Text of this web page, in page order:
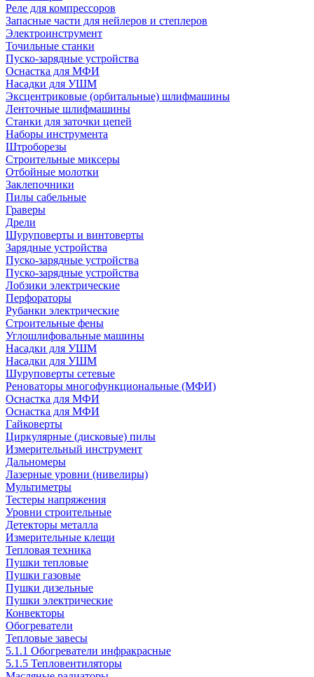
Реле для компрессоров
Запасные части для нейлеров и степлеров
Электроинструмент
Точильные станки
Пуско-зарядные устройства
Оснастка для МФИ
Насадки для УШМ
Эксцентриковые (орбитальные) шлифмашины
Ленточные шлифмашины
Станки для заточки цепей
Наборы инструмента
Штроборезы
Строительные миксеры
Отбойные молотки
Заклепочники
Пилы сабельные
Граверы
Дрели
Шуруповерты и винтоверты
Зарядные устройства
Пуско-зарядные устройства
Пуско-зарядные устройства
Лобзики электрические
Перфораторы
Рубанки электрические
Строительные фены
Углошлифовальные машины
Насадки для УШМ
Насадки для УШМ
Шуруповерты сетевые
Реноваторы многофункциональные (МФИ)
Оснастка для МФИ
Оснастка для МФИ
Гайковерты
Циркулярные (дисковые) пилы
Измерительный инструмент
Дальномеры
Лазерные уровни (нивелиры)
Мультиметры
Тестеры напряжения
Уровни строительные
Детекторы металла
Измерительные клещи
Тепловая техника
Пушки тепловые
Пушки газовые
Пушки дизельные
Пушки электрические
Конвекторы
Обогреватели
Тепловые завесы
5.1.1 Обогреватели инфракрасные
5.1.5 Тепловентиляторы